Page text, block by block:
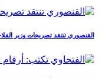
القنصوري تنتقد تصريحات وزير